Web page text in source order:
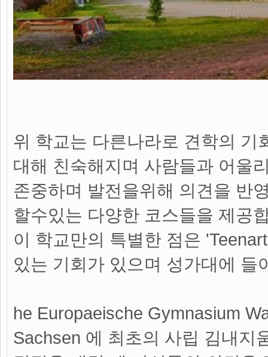
위 학교는 다른나라로 견학의 기
대해 친숙해지며 사람들과 어울
존중하며 발전을위해 의견을 반
할수있는 다양한 코스들을 제공
이 학교만의 특별한 점은
있는 기회가 있으며 성가대에 들
he Europaeische Gymnasium
Sachsen 에 최초의 사립 김내지